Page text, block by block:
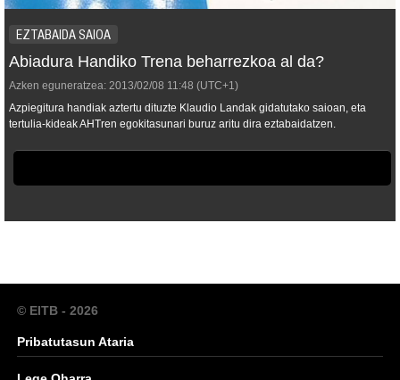
EZTABAIDA SAIOA
Abiadura Handiko Trena beharrezkoa al da?
Azken eguneratzea: 2013/02/08 11:48 (UTC+1)
Azpiegitura handiak aztertu dituzte Klaudio Landak gidatutako saioan, eta
tertulia-kideak AHTren egokitasunari buruz aritu dira eztabaidatzen.
© EITB - 2026
Pribatutasun Ataria